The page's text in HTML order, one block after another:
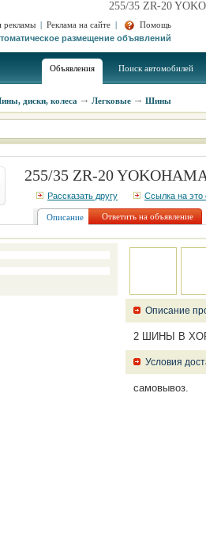
255/35 ZR-20
рекламы | Реклама на сайте |
Помощь
размещение объявлений
Объявления Поиск автомобилей
диски, колеса Легковые Шины
255/35 ZR-20
Рассказать другу Ссылка на это
Описание Ответить на объявление
Описание
2 ШИНЫ В
Условия
самовывоз.